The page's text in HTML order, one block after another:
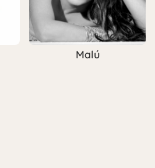
Malú